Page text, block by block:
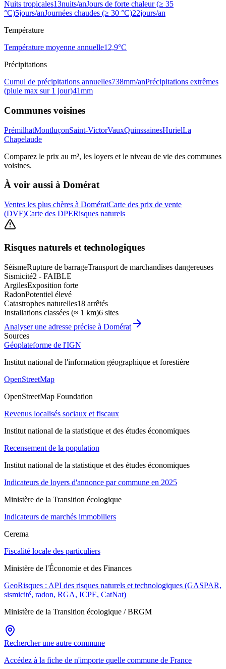
Nuits tropicales13nuits/anJours de forte chaleur (≥ 35
°C)5jours/anJournées chaudes (≥ 30 °C)22jours/an
Température
Température moyenne annuelle12,9°C
Précipitations
Cumul de précipitations annuelles738mm/anPrécipitations extrêmes
(pluie max sur 1 jour)41mm
Communes voisines
PrémilhatMontluçonSaint-VictorVauxQuinssainesHurielLa
Chapelaude
Comparez le prix au m², les loyers et le niveau de vie des communes
voisines.
À voir aussi à Domérat
Ventes les plus chères à DomératCarte des prix de vente
(DVF)Carte des DPERisques naturels
Risques naturels et technologiques
SéismeRupture de barrageTransport de marchandises dangereuses
Sismicité2 - FAIBLE
ArgilesExposition forte
RadonPotentiel élevé
Catastrophes naturelles18 arrêtés
Installations classées (≈ 1 km)6 sites
Analyser une adresse précise à Domérat
Sources
Géoplateforme de l'IGN
Institut national de l'information géographique et forestière
OpenStreetMap
OpenStreetMap Foundation
Revenus localisés sociaux et fiscaux
Institut national de la statistique et des études économiques
Recensement de la population
Institut national de la statistique et des études économiques
Indicateurs de loyers d'annonce par commune en 2025
Ministère de la Transition écologique
Indicateurs de marchés immobiliers
Cerema
Fiscalité locale des particuliers
Ministère de l'Économie et des Finances
GeoRisques : API des risques naturels et technologiques (GASPAR,
sismicité, radon, RGA, ICPE, CatNat)
Ministère de la Transition écologique / BRGM
Rechercher une autre commune
Accédez à la fiche de n'importe quelle commune de France